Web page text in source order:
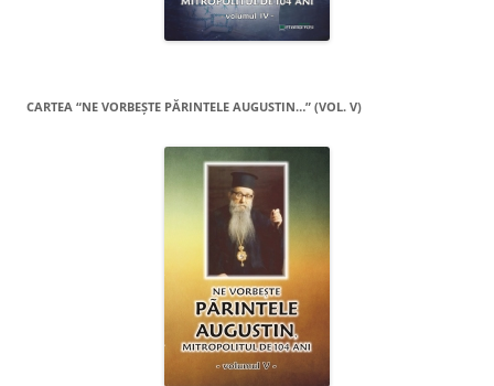
CARTEA “NE VORBEŞTE PĂRINTELE AUGUSTIN…” (VOL. V)